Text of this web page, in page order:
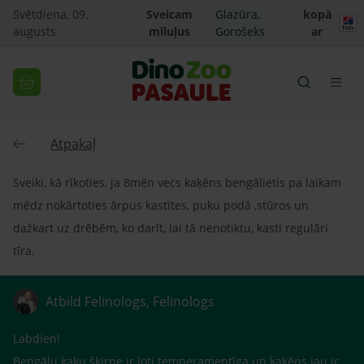
Svētdiena, 09.
augusts
Sveicam
mīluļus
Glazūra,
Gorošeks
kopā
ar
Atpakaļ
Sveiki, kā rīkoties, ja 8mēn vecs kaķēns bengālietis pa laikam
mēdz nokārtoties ārpus kastītes, puķu podā ,stūros un
dažkart uz drēbēm, ko darīt, lai tā nenotiktu, kasti regulāri
tīra.
Atbild Felinologs, Felinologs
Labdien!